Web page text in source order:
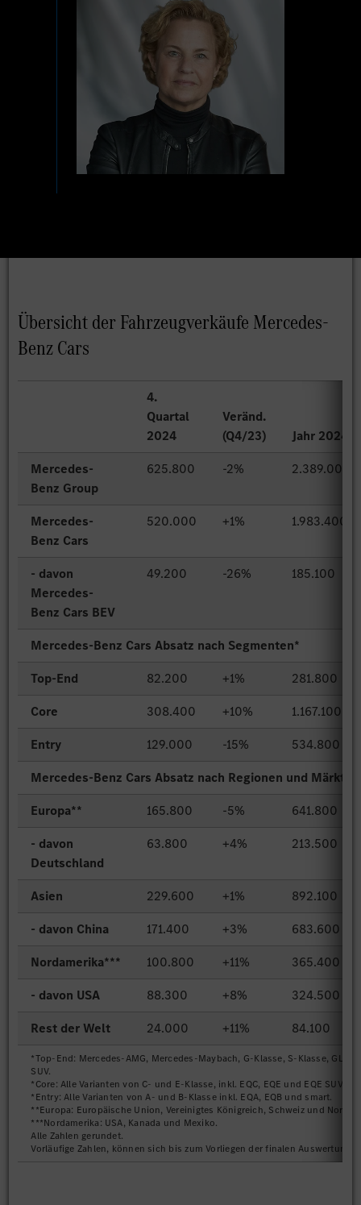
Übersicht der Fahrzeugverkäufe Mercedes-
Benz Cars
4.
Quartal
2024
Veränd.
(Q4/23)
Jahr 2024
Mercedes-
Benz Group
625.800 -2% 2.389.000
Mercedes-
Benz Cars
520.000 +1% 1.983.400
- davon
Mercedes-
Benz Cars BEV
49.200 -26% 185.100
Mercedes-Benz Cars Absatz nach Segmenten*
Top-End
82.200 +1%
281.800
Core
308.400 +10%
1.167.100
Entry
129.000 -15%
534.800
Mercedes-Benz Cars Absatz nach Regionen und Märkten
Europa**
165.800 -5%
641.800
- davon
Deutschland
63.800 +4% 213.500
Asien 229.600 +1%
892.100
- davon China
171.400 +3%
683.600
Nordamerika***
100.800 +11%
365.400
- davon USA
88.300 +8%
324.500
Rest der Welt
24.000 +11% 84.100
*Top-End: Mercedes-AMG, Mercedes-Maybach, G-Klasse, S-Klasse, GLS,
SUV.
*Core: Alle Varianten von C- und E-Klasse, inkl. EQC, EQE und EQE SUV.
*Entry: Alle Varianten von A- und B-Klasse inkl. EQA, EQB und smart.
**Europa: Europäische Union, Vereinigtes Königreich, Schweiz und
***Nordamerika: USA, Kanada und Mexiko.
Alle Zahlen gerundet.
Vorläufige Zahlen, können sich bis zum Vorliegen der finalen Auswertung